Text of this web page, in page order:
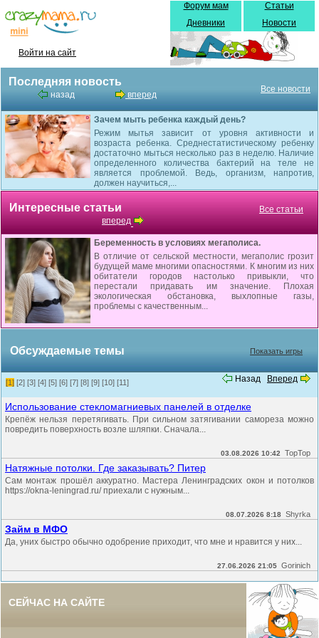
Войти на сайт
Форум мам
Дневники
Статьи
Новости
Последняя новость
назад вперед
Все новости
Зачем мыть ребенка каждый день?
Режим мытья зависит от уровня активности и
возраста ребенка. Среднестатистическому ребенку
достаточно мыться несколько раз в неделю. Наличие
определенного количества бактерий на теле не
является проблемой. Ведь, организм, напротив,
должен научиться,...
Интересные статьи
вперед
Все статьи
Беременность в условиях мегаполиса.
В отличие от сельской местности, мегаполис грозит
будущей маме многими опасностями. К многим из них
обитатели городов настолько привыкли, что
перестали придавать им значение. Плохая
экологическая обстановка, выхлопные газы,
проблемы с качественным...
Обсуждаемые темы Показать игры
Назад Вперед
[1] [2] [3] [4] [5] [6] [7] [8] [9] [10] [11]
Использование стекломагниевых панелей в отделке
Крепёж нельзя перетягивать. При сильном затягивании самореза можно
повредить поверхность возле шляпки. Сначала...
03.08.2026 10:42 TopTop
Натяжные потолки. Где заказывать? Питер
Сам монтаж прошёл аккуратно. Мастера Ленинградских окон и потолков
https://okna-leningrad.ru/ приехали с нужным...
08.07.2026 8:18 Shyrka
Займ в МФО
Да, уних быстро обычно одобрение приходит, что мне и нравится у них...
27.06.2026 21:05 Gorinich
СЕЙЧАС НА САЙТЕ